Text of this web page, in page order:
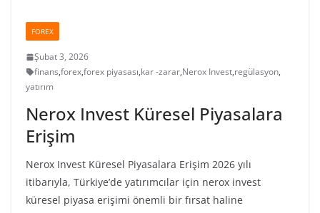
FOREX
Şubat 3, 2026
finans,forex,forex piyasası,kar -zarar,Nerox Invest,regülasyon,
yatırım
Nerox Invest Küresel Piyasalara
Erişim
Nerox Invest Küresel Piyasalara Erişim 2026 yılı
itibarıyla, Türkiye’de yatırımcılar için nerox invest
küresel piyasa erişimi önemli bir fırsat haline